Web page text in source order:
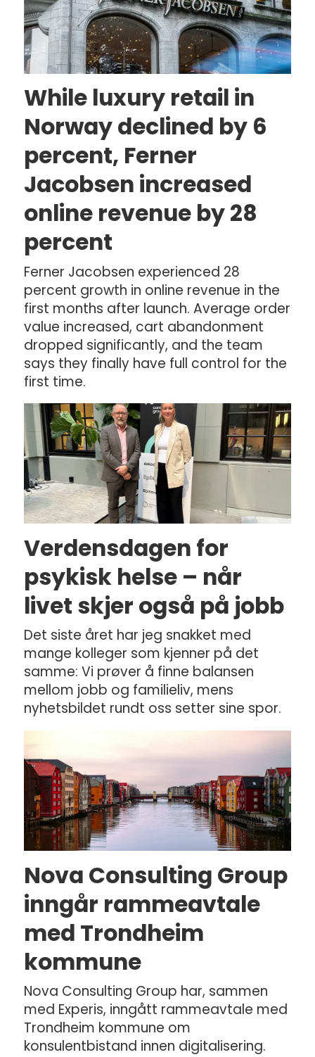
While luxury retail in
Norway declined by 6
percent, Ferner
Jacobsen increased
online revenue by 28
percent
Ferner Jacobsen experienced 28
percent growth in online revenue in the
first months after launch. Average order
value increased, cart abandonment
dropped significantly, and the team
says they finally have full control for the
first time.
Verdensdagen for
psykisk helse – når
livet skjer også på jobb
Det siste året har jeg snakket med
mange kolleger som kjenner på det
samme: Vi prøver å finne balansen
mellom jobb og familieliv, mens
nyhetsbildet rundt oss setter sine spor.
Nova Consulting Group
inngår rammeavtale
med Trondheim
kommune
Nova Consulting Group har, sammen
med Experis, inngått rammeavtale med
Trondheim kommune om
konsulentbistand innen digitalisering.